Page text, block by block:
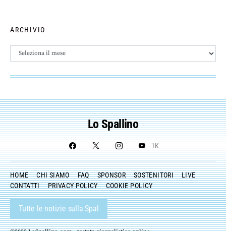
ARCHIVIO
Archivio
Lo Spallino
1K
HOME CHI SIAMO FAQ SPONSOR SOSTENITORI
LIVE
CONTATTI
PRIVACY POLICY COOKIE POLICY
Tutte le notizie sulla Spal